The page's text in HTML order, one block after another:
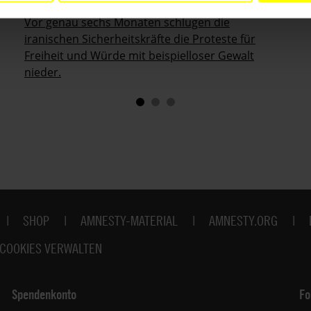
Vor genau sechs Monaten schlugen die
iranischen Sicherheitskräfte die Proteste für
Freiheit und Würde mit beispielloser Gewalt
nieder.
SHOP AMNESTY-MATERIAL AMNESTY.ORG
COOKIES VERWALTEN
Spendenkonto